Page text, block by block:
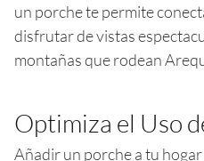
un porche te permite
disfrutar de vistas
montañas que rodean
Optimiza el Uso
Añadir un porche a tu hogar